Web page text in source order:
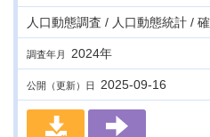
人口動態調査 / 人口動態統計 /
調査年月 2024年
公開（更新）日 2025-09-16